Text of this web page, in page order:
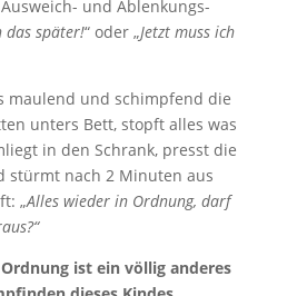
und Ablenkungs-
das später!“ oder „Jetzt muss ich
maulend und schimpfend die
unters Bett, stopft alles was
in den Schrank, presst die
stürmt nach 2 Minuten aus
„Alles wieder in Ordnung, darf
ist ein völlig anderes